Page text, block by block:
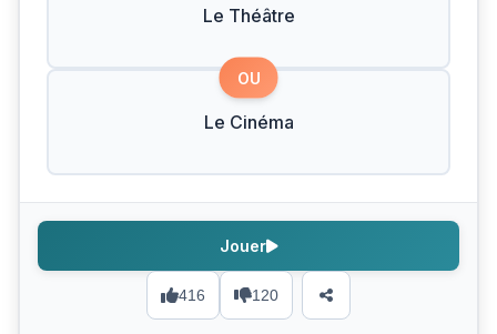
Le Théâtre
OU
Le Cinéma
416 120
Jouer